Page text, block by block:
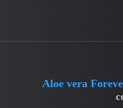
Aloe vera